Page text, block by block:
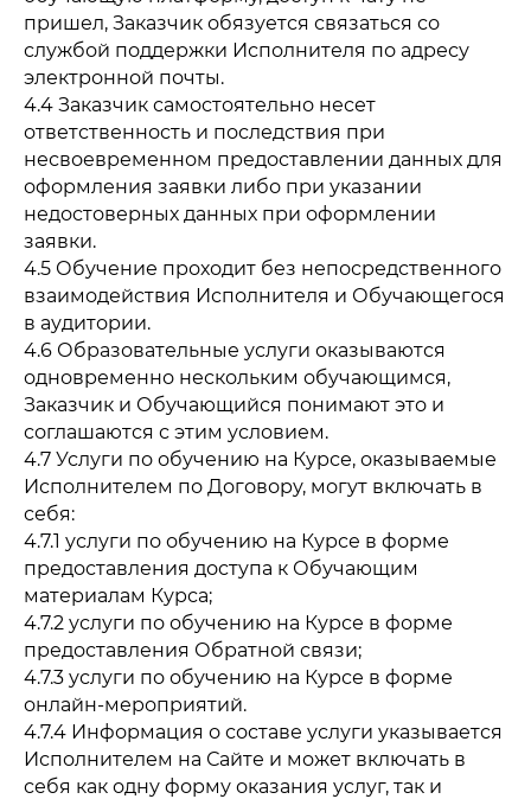
пришел, Заказчик обязуется связаться со
службой поддержки Исполнителя по адресу
электронной почты.
4.4 Заказчик самостоятельно несет
ответственность и последствия при
несвоевременном предоставлении данных для
оформления заявки либо при указании
недостоверных данных при оформлении
заявки.
4.5 Обучение проходит без непосредственного
взаимодействия Исполнителя и Обучающегося
в аудитории.
4.6 Образовательные услуги оказываются
одновременно нескольким обучающимся,
Заказчик и Обучающийся понимают это и
соглашаются с этим условием.
4.7 Услуги по обучению на Курсе, оказываемые
Исполнителем по Договору, могут включать в
себя:
4.7.1 услуги по обучению на Курсе в форме
предоставления доступа к Обучающим
материалам Курса;
4.7.2 услуги по обучению на Курсе в форме
предоставления Обратной связи;
4.7.3 услуги по обучению на Курсе в форме
онлайн-мероприятий.
4.7.4 Информация о составе услуги указывается
Исполнителем на Сайте и может включать в
себя как одну форму оказания услуг, так и